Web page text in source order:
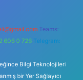
Teams:
606 0 726 Telegram:
Bilgi Teknolojileri
bir Yer Sağlayıcı